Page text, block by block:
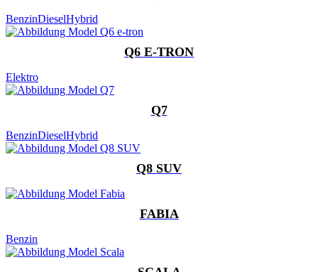
BenzinDieselHybrid
Q6 E-TRON
Elektro
Q7
BenzinDieselHybrid
Q8 SUV
FABIA
Benzin